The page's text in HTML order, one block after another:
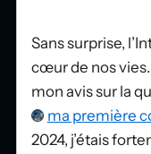
Sans surprise,
cœur de nos
mon avis sur la
ma première
2024, j’étais